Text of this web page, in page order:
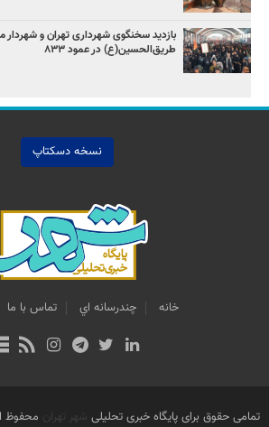
طریق‌الحسین(ع) در عمود ۸۳۳
نسخه دسکتاپ
خانه چندرسانه اي تماس با ما
تمامی حقوق برای پایگاه خبری تحلیلی شهر تهران محفوظ